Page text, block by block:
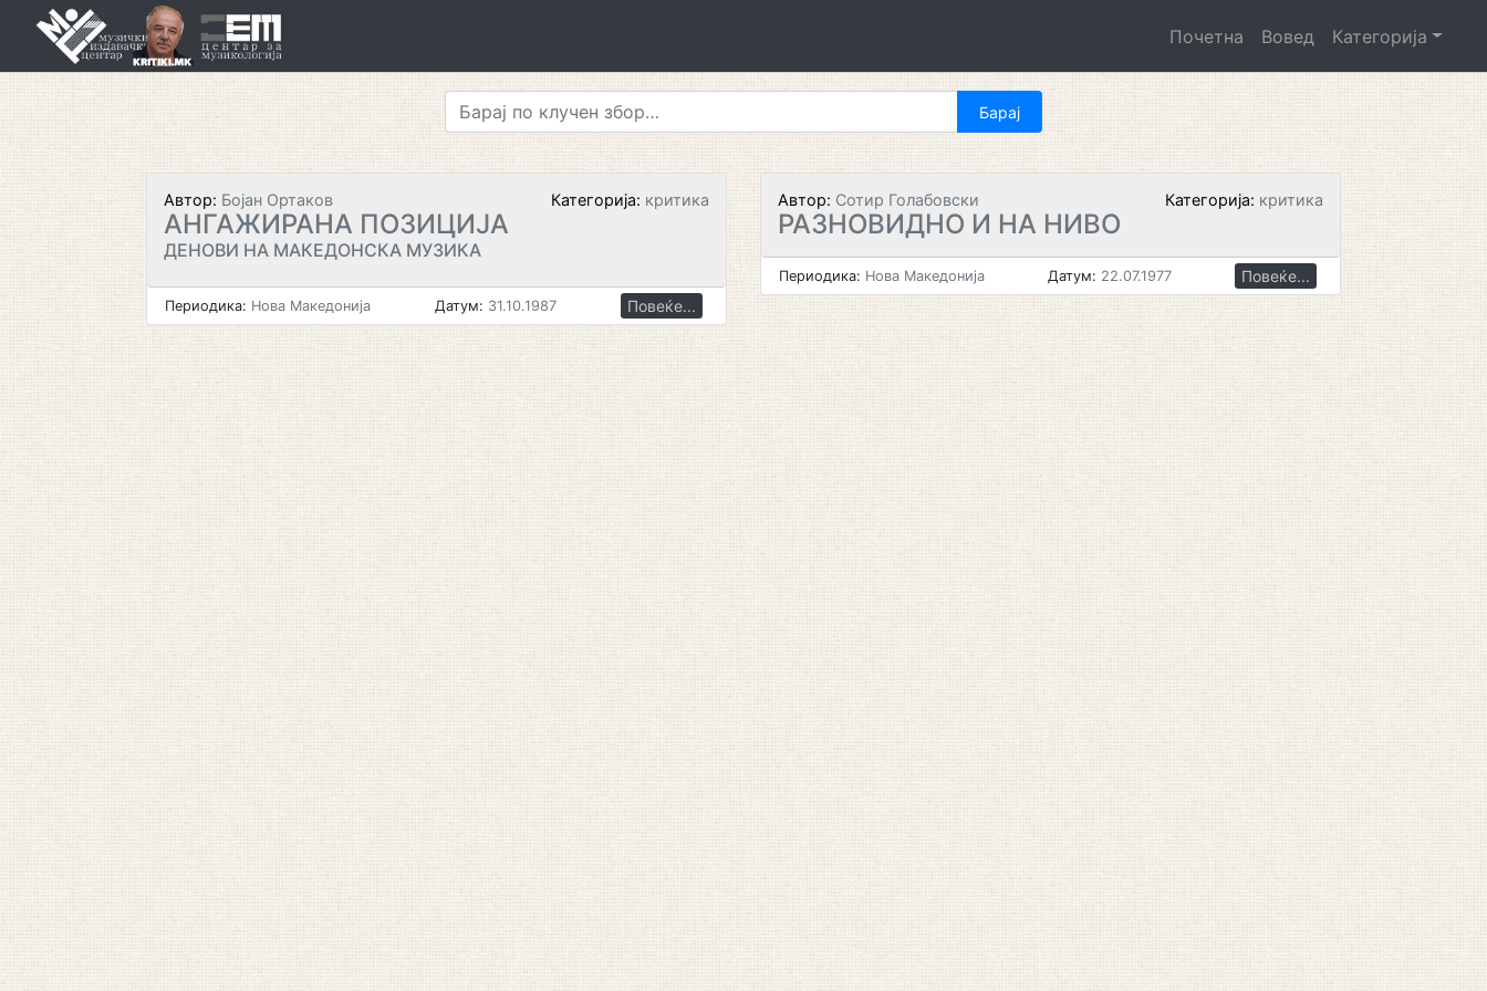
Почетна Вовед Категорија
Автор: Бојан Ортаков Категорија: критика
АНГАЖИРАНА ПОЗИЦИЈА
ДЕНОВИ НА МАКЕДОНСКА МУЗИКА
Периодика: Нова Македонија Датум: 31.10.1987 Повеќе...
Автор: Сотир Голабовски Категорија: критика
РАЗНОВИДНО И НА НИВО
Периодика: Нова Македонија Датум: 22.07.1977 Повеќе...